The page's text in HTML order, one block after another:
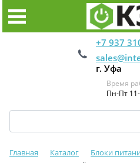
+7 937
г. Уфа
Время
Пн-Пт
Главная Каталог
Блоки